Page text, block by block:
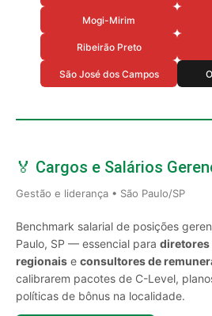
Mogi-Mirim
Ribeirão Preto
São José dos Campos
🏅 Cargos e Salários
Gestão e liderança • São Paulo/SP
Benchmark salarial de posições
Paulo, SP — essencial para diretores
regionais e consultores de
calibrarem pacotes de C-Level,
políticas de bônus na localidade.